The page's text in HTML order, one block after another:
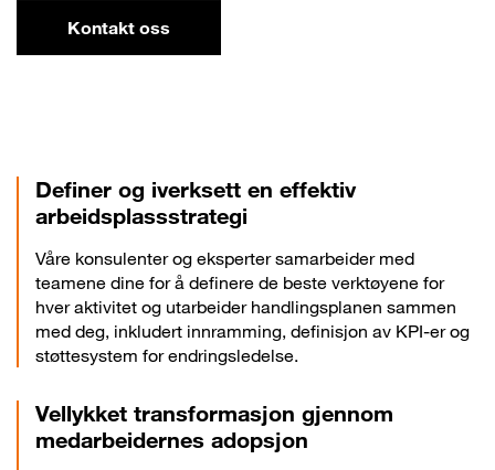
Kontakt oss
Definer og iverksett en effektiv
arbeidsplassstrategi
Våre konsulenter og eksperter samarbeider med
teamene dine for å definere de beste verktøyene for
hver aktivitet og utarbeider handlingsplanen sammen
med deg, inkludert innramming, definisjon av KPI-er og
støttesystem for endringsledelse.
Vellykket transformasjon gjennom
medarbeidernes adopsjon